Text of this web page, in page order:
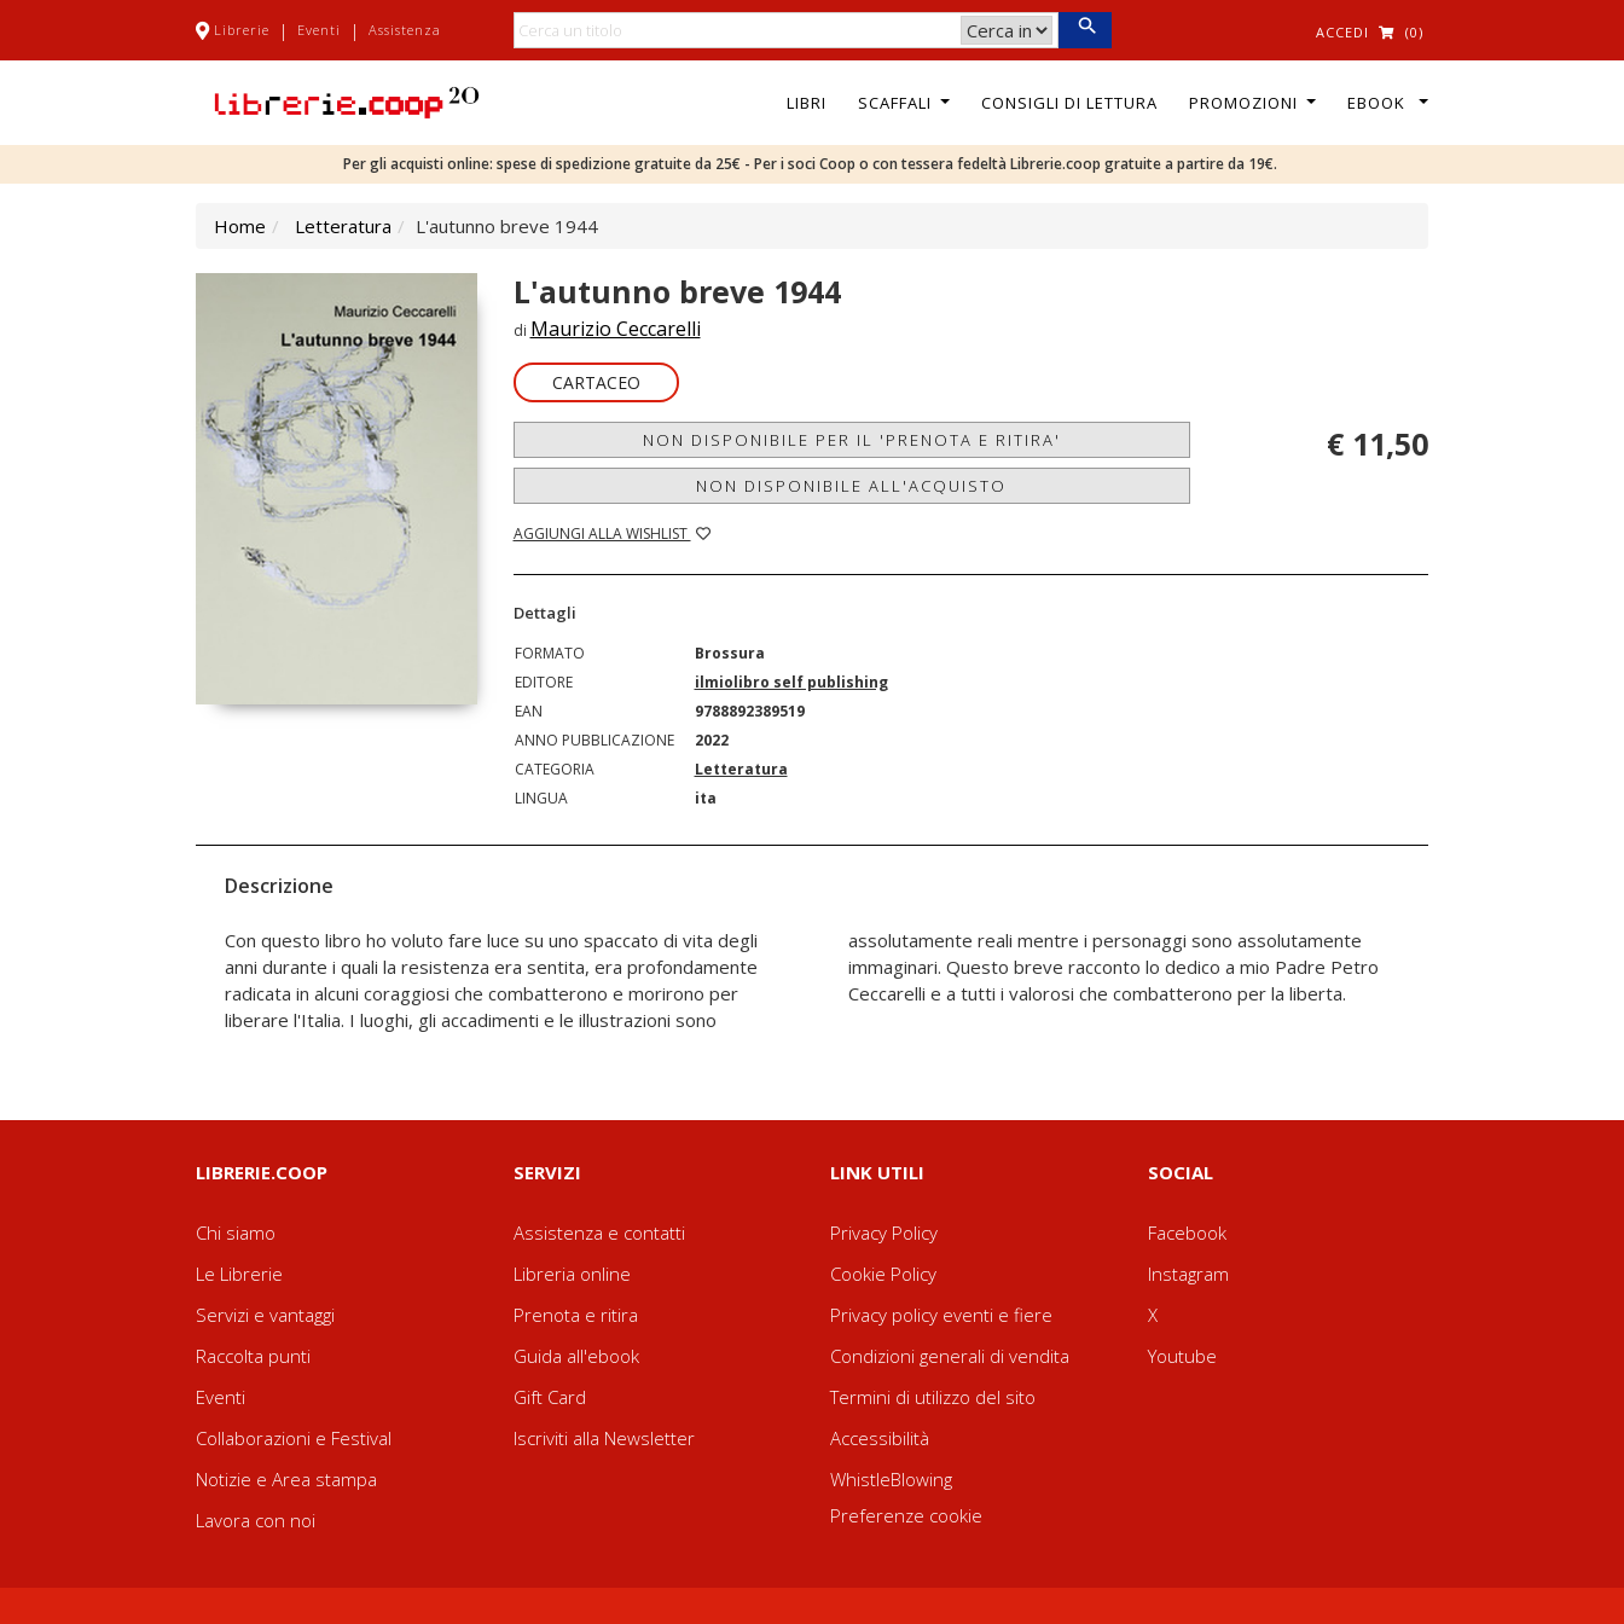
Librerie | Eventi | Assistenza ACCEDI (0)
LIBRI SCAFFALI CONSIGLI DI LETTURA PROMOZIONI EBOOK
Per gli acquisti online: spese di spedizione gratuite da 25€ - Per i soci Coop o con tessera fedeltà Librerie.coop gratuite a partire da 19€.
Home Letteratura L'autunno breve 1944
L'autunno breve 1944
di Maurizio Ceccarelli
CARTACEO
NON DISPONIBILE PER IL 'PRENOTA E RITIRA'
NON DISPONIBILE ALL'ACQUISTO
AGGIUNGI ALLA WISHLIST
€ 11,50
Dettagli
FORMATO
Brossura
EDITORE
ilmiolibro self publishing
EAN
9788892389519
ANNO PUBBLICAZIONE
2022
CATEGORIA
Letteratura
LINGUA
ita
Descrizione
Con questo libro ho voluto fare luce su uno spaccato di vita degli
anni durante i quali la resistenza era sentita, era profondamente
radicata in alcuni coraggiosi che combatterono e morirono per
liberare l'Italia. I luoghi, gli accadimenti e le illustrazioni sono
assolutamente reali mentre i personaggi sono assolutamente
immaginari. Questo breve racconto lo dedico a mio Padre Petro
Ceccarelli e a tutti i valorosi che combatterono per la liberta.
LIBRERIE.COOP
Chi siamo
Le Librerie
Servizi e vantaggi
Raccolta punti
Eventi
Collaborazioni e Festival
Notizie e Area stampa
Lavora con noi
SERVIZI
Assistenza e contatti
Libreria online
Prenota e ritira
Guida all'ebook
Gift Card
Iscriviti alla Newsletter
LINK UTILI
Privacy Policy
Cookie Policy
Privacy policy eventi e fiere
Condizioni generali di vendita
Termini di utilizzo del sito
Accessibilità
WhistleBlowing
Preferenze cookie
SOCIAL
Facebook
Instagram
X
Youtube